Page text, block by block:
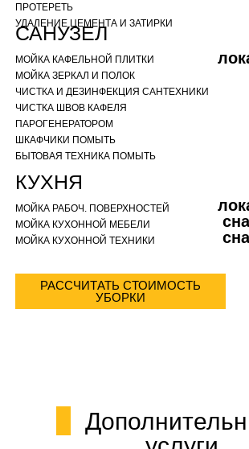
ПРОТЕРЕТЬ
УДАЛЕНИЕ ЦЕМЕНТА И ЗАТИРКИ
МОЙКА КАФЕЛЬНОЙ ПЛИТКИ
МОЙКА ЗЕРКАЛ И ПОЛОК
ЧИСТКА И ДЕЗИНФЕКЦИЯ САНТЕХНИКИ
ЧИСТКА ШВОВ КАФЕЛЯ
ПАРОГЕНЕРАТОРОМ
ШКАФЧИКИ ПОМЫТЬ
БЫТОВАЯ ТЕХНИКА ПОМЫТЬ
САНУЗЕЛ
МОЙКА РАБОЧ. ПОВЕРХНОСТЕЙ
МОЙКА КУХОННОЙ МЕБЕЛИ
МОЙКА КУХОННОЙ ТЕХНИКИ
КУХНЯ
РАССЧИТАТЬ СТОИМОСТЬ
УБОРКИ